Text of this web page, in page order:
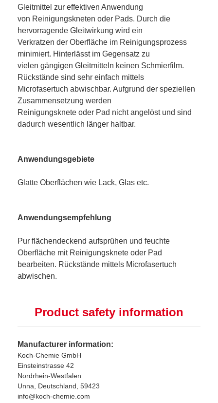
Gleitmittel zur effektiven Anwendung
von Reinigungskneten oder Pads. Durch die
hervorragende Gleitwirkung wird ein
Verkratzen der Oberfläche im Reinigungsprozess
minimiert. Hinterlässt im Gegensatz zu
vielen gängigen Gleitmitteln keinen Schmierfilm.
Rückstände sind sehr einfach mittels
Microfasertuch abwischbar. Aufgrund der speziellen
Zusammensetzung werden
Reinigungsknete oder Pad nicht angelöst und sind
dadurch wesentlich länger haltbar.
Anwendungsgebiete
Glatte Oberflächen wie Lack, Glas etc.
Anwendungsempfehlung
Pur flächendeckend aufsprühen und feuchte
Oberfläche mit Reinigungsknete oder Pad
bearbeiten. Rückstände mittels Microfasertuch
abwischen.
Product safety information
Manufacturer information:
Koch-Chemie GmbH
Einsteinstrasse 42
Nordrhein-Westfalen
Unna, Deutschland, 59423
info@koch-chemie.com